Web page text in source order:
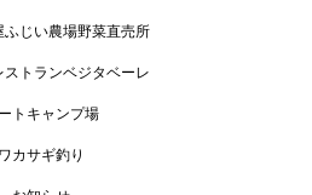
ふじい農場野菜直売所
ストランベジタベーレ
トキャンプ場
ワカサギ釣り